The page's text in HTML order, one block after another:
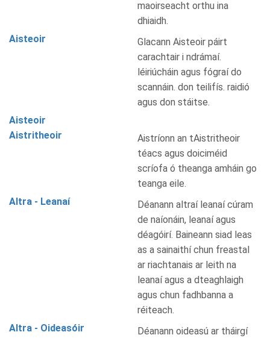
maoirseacht orthu ina
dhiaidh.
Aisteoir
Glacann Aisteoir páirt
carachtair i ndrámaí.
léiriúcháin agus fógraí do
scannáin. don teilifís. raidió
agus don stáitse.
Aisteoir
Aistritheoir
Aistríonn an tAistritheoir
téacs agus doiciméid
scríofa ó theanga amháin go
teanga eile.
Altra - Leanaí
Déanann altraí leanaí cúram
de naíonáin, leanaí agus
déagóirí. Baineann siad leas
as a sainaithí chun freastal
ar riachtanais ar leith na
leanaí agus a dteaghlaigh
agus chun fadhbanna a
réiteach.
Altra - Oideasóir
Déanann oideasú ar tháirgí